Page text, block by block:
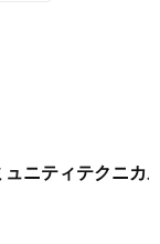
ュニティテクニカ